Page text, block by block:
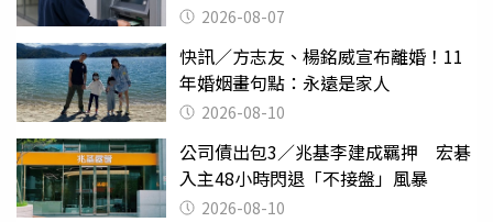
2026-08-07
快訊／方志友、楊銘威宣布離婚！11
年婚姻畫句點：永遠是家人
2026-08-10
公司債出包3／兆基李建成羈押 宏碁
入主48小時閃退「不接盤」風暴
2026-08-10